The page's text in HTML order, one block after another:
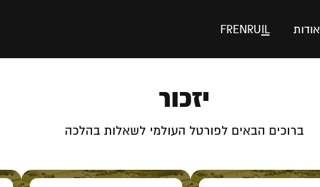
אודות IL
RU
EN
FR
יזכור
ברוכים הבאים לפורטל העולמי לשאלות בהלכה